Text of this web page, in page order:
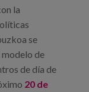
la
se
de
de día de
20 de